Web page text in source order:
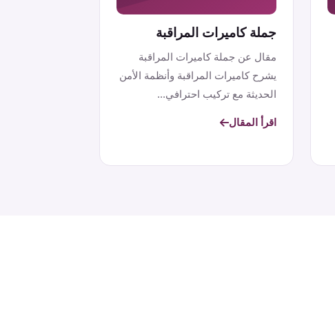
جملة كاميرات المراقبة
مقال عن جملة كاميرات المراقبة
يشرح كاميرات المراقبة وأنظمة الأمن
الحديثة مع تركيب احترافي...
اقرأ المقال